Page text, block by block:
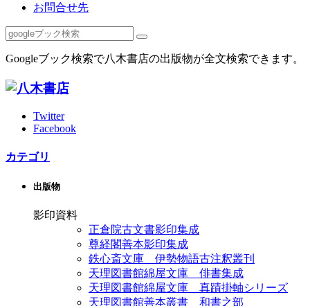
お問合せ先
Googleブック検索で八木書店の出版物が全文検索できます。
Twitter
Facebook
カテゴリ
出版物
影印資料
正倉院古文書影印集成
尊経閣善本影印集成
鉄心斎文庫 伊勢物語古注釈叢刊
天理図書館綿屋文庫 俳書集成
天理図書館綿屋文庫 真蹟掛軸シリーズ
天理図書館善本叢書 和書之部